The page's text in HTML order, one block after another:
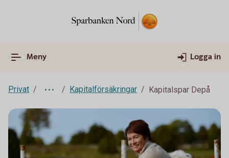
Meny Logga in
Privat Kapitalförsäkringar Kapitalspar Depå